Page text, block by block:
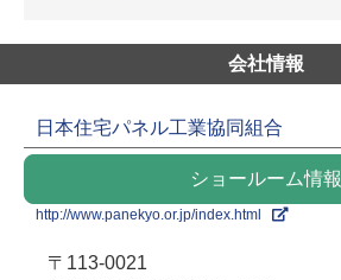
会社情報
日本住宅パネル工業協同組合
ショールーム情報
http://www.panekyo.or.jp/index.html
〒113-0021